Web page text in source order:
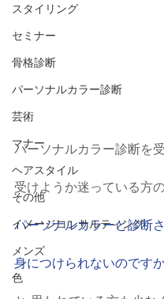
スタイリング
セミナー
骨格診断
パーソナルカラー診断
芸術
マナー
ヘアスタイル
その他
イメージコンサルティング
メンズ
色
パーソナルカラー診断を受
受けようか迷っている方
パーソナルカラーと診断
身につけられないのです